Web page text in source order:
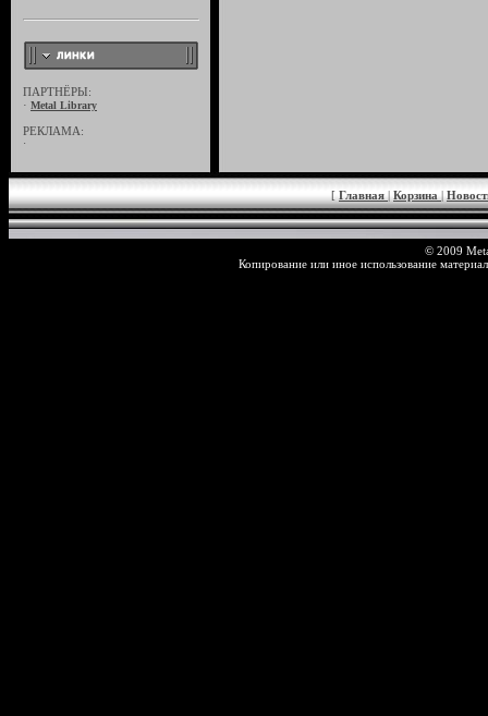
ПАРТНЁРЫ:
· Metal Library
РЕКЛАМА:
·
[ Главная | Корзина |
© 2009
Копирование или иное использование